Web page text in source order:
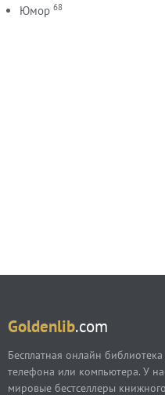
Юмор 68
Goldenlib.com
Бесплатная онлайн
телефона или компьютера. У
мировые бестселлеры